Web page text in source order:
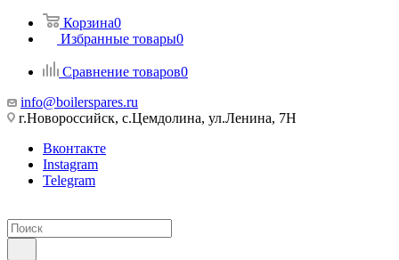
Корзина0
Избранные товары0
Сравнение товаров0
info@boilerspares.ru
г.Новороссийск, с.Цемдолина, ул.Ленина, 7Н
Вконтакте
Instagram
Telegram